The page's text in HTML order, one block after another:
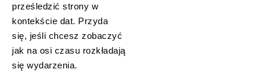
prześledzić strony w
kontekście dat. Przyda
się, jeśli chcesz zobaczyć
jak na osi czasu rozkładają
się wydarzenia.